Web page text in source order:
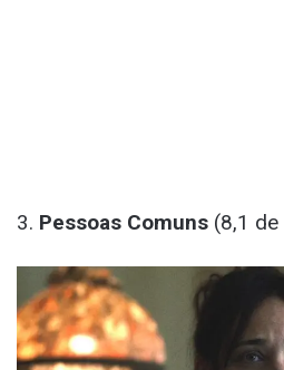
3. Pessoas Comuns (8,1